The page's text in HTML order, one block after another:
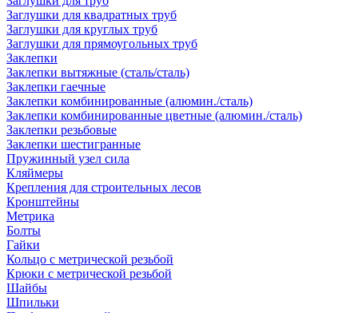
Заглушки для квадратных труб
Заглушки для круглых труб
Заглушки для прямоугольных труб
Заклепки
Заклепки вытяжные (сталь/сталь)
Заклепки гаечные
Заклепки комбинированные (алюмин./сталь)
Заклепки комбинированные цветные (алюмин./сталь)
Заклепки резьбовые
Заклепки шестигранные
Пружинный узел сила
Кляймеры
Крепления для строительных лесов
Кронштейны
Метрика
Болты
Гайки
Кольцо с метрической резьбой
Крюки с метрической резьбой
Шайбы
Шпильки